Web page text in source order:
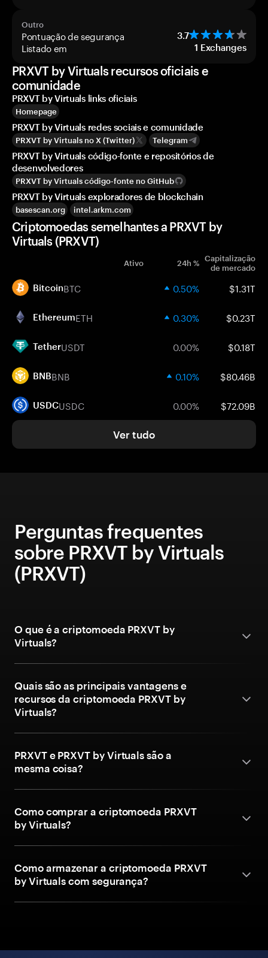
Outro
Pontuação de segurança 3.7
Listado em 1 Exchanges
PRXVT by Virtuals recursos oficiais e
comunidade
PRXVT by Virtuals links oficiais
Homepage
PRXVT by Virtuals redes sociais e comunidade
PRXVT by Virtuals no X (Twitter) Telegram
PRXVT by Virtuals código-fonte e repositórios de
desenvolvedores
PRXVT by Virtuals código-fonte no GitHub
PRXVT by Virtuals exploradores de blockchain
basescan.org intel.arkm.com
Criptomoedas semelhantes a PRXVT by
Virtuals (PRXVT)
Ativo 24h % Capitalização
de mercado
BitcoinBTC 0.50% $1.31T
EthereumETH 0.30% $0.23T
TetherUSDT 0.00% $0.18T
BNBBNB 0.10% $80.46B
USDCUSDC 0.00% $72.09B
Ver tudo
Perguntas frequentes
sobre PRXVT by Virtuals
(PRXVT)
O que é a criptomoeda PRXVT by
Virtuals?
Quais são as principais vantagens e
recursos da criptomoeda PRXVT by
Virtuals?
PRXVT e PRXVT by Virtuals são a
mesma coisa?
Como comprar a criptomoeda PRXVT
by Virtuals?
Como armazenar a criptomoeda PRXVT
by Virtuals com segurança?